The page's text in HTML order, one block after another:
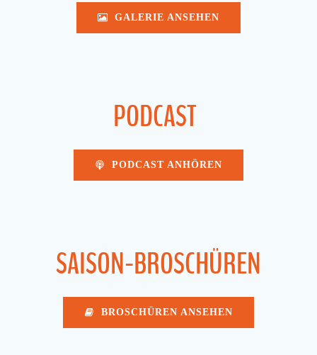
GALERIE ANSEHEN
PODCAST
PODCAST ANHÖREN
SAISON-BROSCHÜREN
BROSCHÜREN ANSEHEN